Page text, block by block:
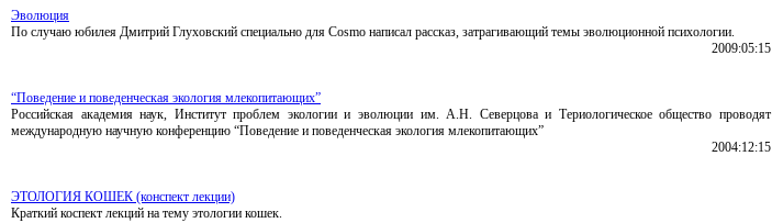
Эволюция
По случаю юбилея Дмитрий Глуховский специально для Сosmo написал рассказ, затрагивающий темы эволюционной психологии.
2009:05:15
“Поведение и поведенческая экология млекопитающих”
Российская академия наук, Институт проблем экологии и эволюции им. А.Н. Северцова и Териологическое общество проводят
международную научную конференцию “Поведение и поведенческая экология млекопитающих”
2004:12:15
ЭТОЛОГИЯ КОШЕК (конспект лекции)
Краткий коспект лекций на тему этологии кошек.